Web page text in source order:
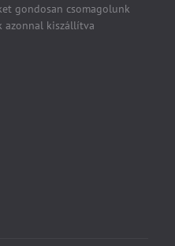
gondosan csomagolunk
azonnal kiszállítva